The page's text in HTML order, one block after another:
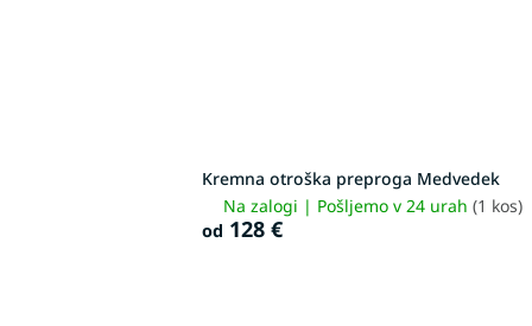
Kremna otroška preproga Medvedek
Na zalogi | Pošljemo v 24 urah(1 kos)
od 128 €